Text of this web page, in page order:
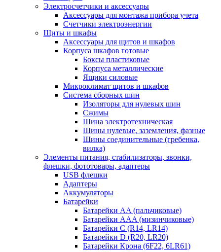
Электросчетчики и аксессуары
Аксессуары для монтажа прибора учета
Счетчики электроэнергии
Щиты и шкафы
Аксессуары для щитов и шкафов
Корпуса шкафов готовые
Боксы пластиковые
Корпуса металлические
Ящики силовые
Микроклимат щитов и шкафов
Система сборных шин
Изоляторы для нулевых шин
Сжимы
Шина электротехническая
Шины нулевые, заземления, фазные
Шины соединительные (гребенка,
вилка)
Элементы питания, стабилизаторы, звонки,
флешки, фототовары, адаптеры
USB флешки
Адаптеры
Аккумуляторы
Батарейки
Батарейки AA (пальчиковые)
Батарейки AAA (мизинчиковые)
Батарейки C (R14, LR14)
Батарейки D (R20, LR20)
Батарейки Крона (6F22, 6LR61)